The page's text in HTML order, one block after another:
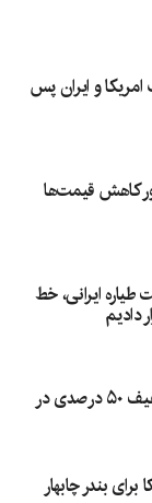
و ایران پس
کاهش قیمت‌ها
ایرانی، خط
دادیم
فرمان تازه برای کاهش مالیات؛ تخفیف ۵۰ درصدی در
بندر چابهار